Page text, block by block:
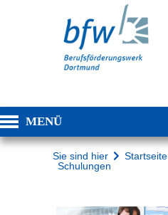
MENÜ
Sie sind hier Startseite
Schulungen